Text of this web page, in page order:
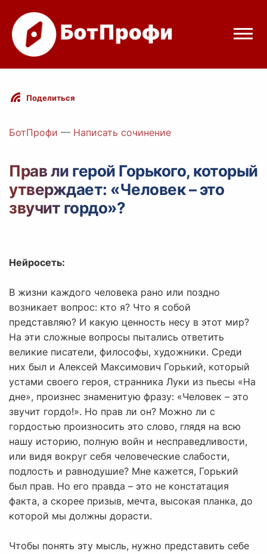
Режимы бота
Цены
Вход с Telegram
Поделиться
БотПрофи — Написать сочинение
Прав ли герой Горького, который
утверждает: «Человек – это
звучит гордо»?
Нейросеть:
В жизни каждого человека рано или поздно
возникает вопрос: кто я? Что я собой
представляю? И какую ценность несу в этот мир?
На эти сложные вопросы пытались ответить
великие писатели, философы, художники. Среди
них был и Алексей Максимович Горький, который
устами своего героя, странника Луки из пьесы «На
дне», произнес знаменитую фразу: «Человек – это
звучит гордо!». Но прав ли он? Можно ли с
гордостью произносить это слово, глядя на всю
нашу историю, полную войн и несправедливости,
или видя вокруг себя человеческие слабости,
подлость и равнодушие? Мне кажется, Горький
был прав. Но его правда – это не констатация
факта, а скорее призыв, мечта, высокая планка, до
которой мы должны дорасти.
Чтобы понять эту мысль, нужно представить себе